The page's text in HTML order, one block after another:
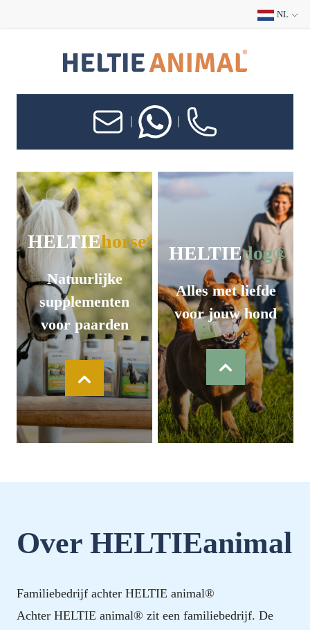
NL
| |
HELTIEhorse®
Natuurlijke
supplementen
voor paarden
HELTIEdog®
Alles met liefde
voor jouw hond
Over HELTIEanimal
Familiebedrijf achter HELTIE animal®
Achter HELTIE animal® zit een familiebedrijf. De